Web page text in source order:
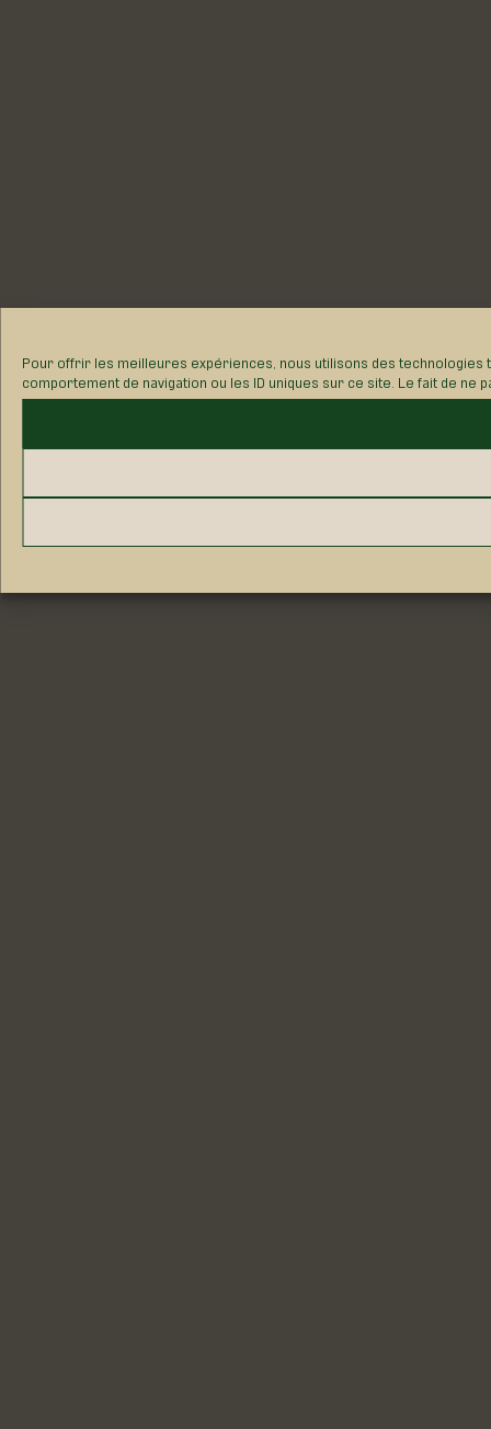
Pour offrir les meilleures expériences, nous utilisons des
comportement de navigation ou les ID uniques sur ce site. Le fait de